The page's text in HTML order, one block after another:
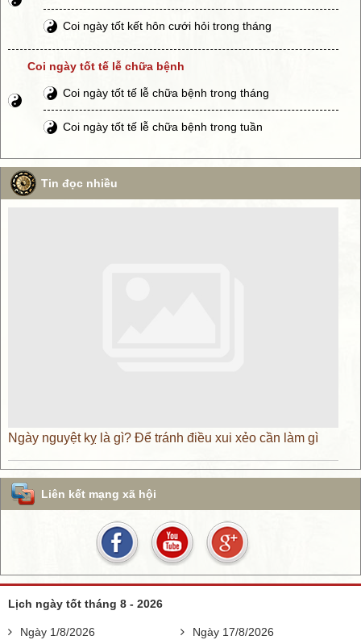
Coi ngày tốt kết hôn cưới hỏi trong tháng
Coi ngày tốt tế lễ chữa bệnh
Coi ngày tốt tế lễ chữa bệnh trong tháng
Coi ngày tốt tế lễ chữa bệnh trong tuần
Tin đọc nhiều
Ngày nguyệt kỵ là gì? Để tránh điều xui xẻo cần làm gì
Liên kết mạng xã hội
Lịch ngày tốt tháng 8 - 2026
Ngày 1/8/2026 Ngày 17/8/2026